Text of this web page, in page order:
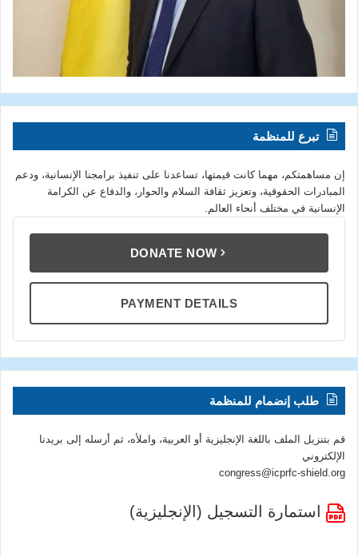
تبرع للمنظمة
إن مساهمتكم، مهما كانت قيمتها، تساعدنا على تنفيذ برامجنا الإنسانية، ودعم
المبادرات الحقوقية، وتعزيز ثقافة السلام والحوار، والدفاع عن الكرامة
الإنسانية في مختلف أنحاء العالم.
DONATE NOW
PAYMENT DETAILS
طلب إنضمام للمنظمة
قم بتنزيل الملف باللغة الإنجليزية أو العربية، واملأه، ثم أرسله إلى بريدنا
الإلكتروني
congress@icprfc-shield.org
استمارة التسجيل (الإنجليزية)